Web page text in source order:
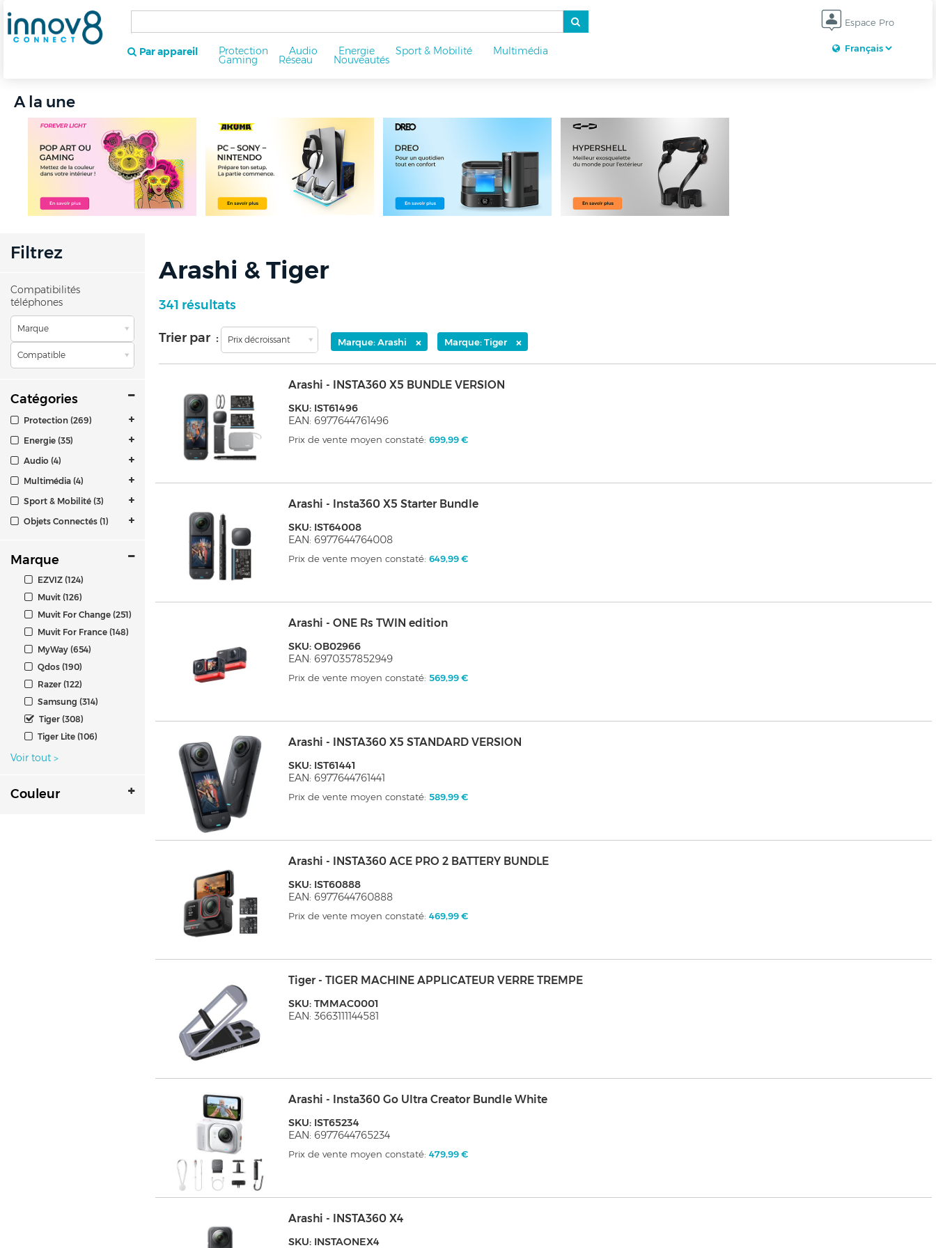
Espace Pro
Par appareil Protection Audio Energie Sport & Mobilité Multimédia
Gaming Réseau Nouveautés
A la une
Filtrez
Compatibilités
téléphones
Marque
Compatible
Catégories
Protection (269)
Energie (35)
Audio (4)
Multimédia (4)
Sport & Mobilité (3)
Objets Connectés (1)
Marque
EZVIZ (124)
Muvit (126)
Muvit For Change (251)
Muvit For France (148)
MyWay (654)
Qdos (190)
Razer (122)
Samsung (314)
Tiger (308)
Tiger Lite (106)
Voir tout >
Couleur
Arashi & Tiger
341 résultats
Trier par : Prix décroissant Marque: Arashi × Marque: Tiger ×
Arashi - INSTA360 X5 BUNDLE VERSION
SKU: IST61496
EAN: 6977644761496
Prix de vente moyen constaté:699,99 €
Arashi - Insta360 X5 Starter Bundle
SKU: IST64008
EAN: 6977644764008
Prix de vente moyen constaté:649,99 €
Arashi - ONE Rs TWIN edition
SKU: OB02966
EAN: 6970357852949
Prix de vente moyen constaté:569,99 €
Arashi - INSTA360 X5 STANDARD VERSION
SKU: IST61441
EAN: 6977644761441
Prix de vente moyen constaté:589,99 €
Arashi - INSTA360 ACE PRO 2 BATTERY BUNDLE
SKU: IST60888
EAN: 6977644760888
Prix de vente moyen constaté:469,99 €
Tiger - TIGER MACHINE APPLICATEUR VERRE TREMPE
SKU: TMMAC0001
EAN: 3663111144581
Arashi - Insta360 Go Ultra Creator Bundle White
SKU: IST65234
EAN: 6977644765234
Prix de vente moyen constaté:479,99 €
Arashi - INSTA360 X4
SKU: INSTAONEX4